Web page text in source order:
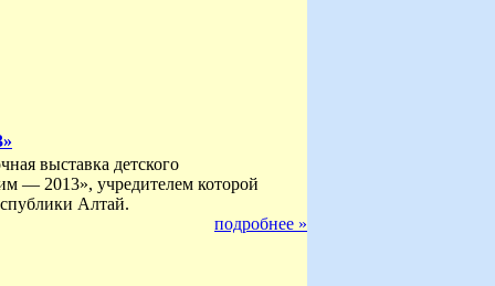
выставка детского
— 2013», учредителем которой
Алтай.
подробнее »